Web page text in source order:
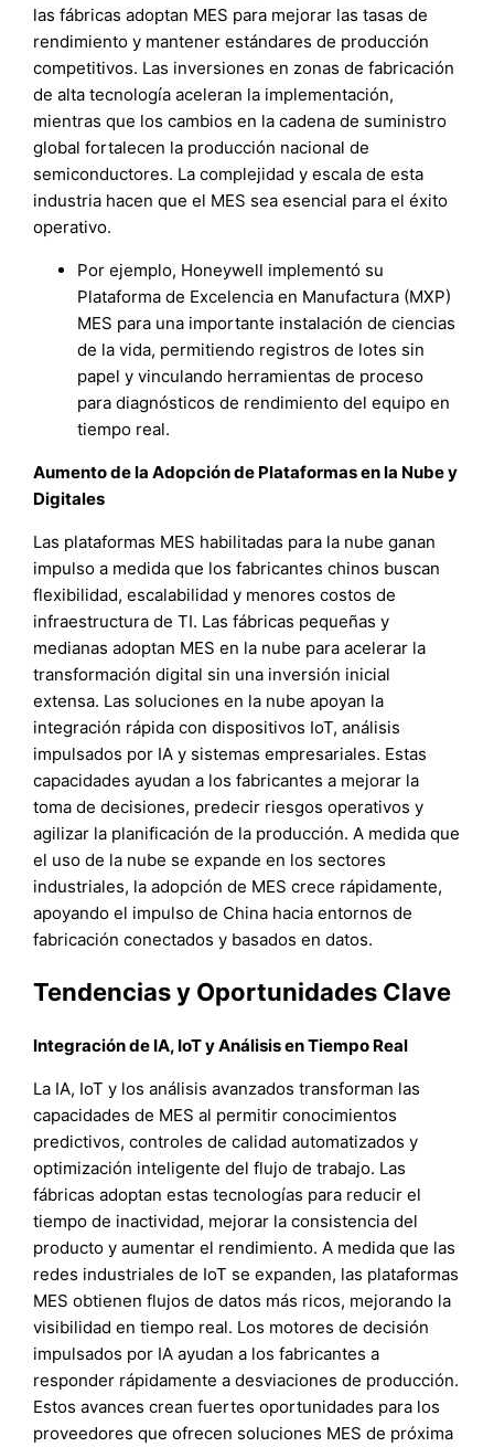
las fábricas adoptan MES para mejorar las tasas de
rendimiento y mantener estándares de producción
competitivos. Las inversiones en zonas de fabricación
de alta tecnología aceleran la implementación,
mientras que los cambios en la cadena de suministro
global fortalecen la producción nacional de
semiconductores. La complejidad y escala de esta
industria hacen que el MES sea esencial para el éxito
operativo.
Por ejemplo, Honeywell implementó su
Plataforma de Excelencia en Manufactura (MXP)
MES para una importante instalación de ciencias
de la vida, permitiendo registros de lotes sin
papel y vinculando herramientas de proceso
para diagnósticos de rendimiento del equipo en
tiempo real.
Aumento de la Adopción de Plataformas en la Nube y
Digitales
Las plataformas MES habilitadas para la nube ganan
impulso a medida que los fabricantes chinos buscan
flexibilidad, escalabilidad y menores costos de
infraestructura de TI. Las fábricas pequeñas y
medianas adoptan MES en la nube para acelerar la
transformación digital sin una inversión inicial
extensa. Las soluciones en la nube apoyan la
integración rápida con dispositivos IoT, análisis
impulsados por IA y sistemas empresariales. Estas
capacidades ayudan a los fabricantes a mejorar la
toma de decisiones, predecir riesgos operativos y
agilizar la planificación de la producción. A medida que
el uso de la nube se expande en los sectores
industriales, la adopción de MES crece rápidamente,
apoyando el impulso de China hacia entornos de
fabricación conectados y basados en datos.
Tendencias y Oportunidades Clave
Integración de IA, IoT y Análisis en Tiempo Real
La IA, IoT y los análisis avanzados transforman las
capacidades de MES al permitir conocimientos
predictivos, controles de calidad automatizados y
optimización inteligente del flujo de trabajo. Las
fábricas adoptan estas tecnologías para reducir el
tiempo de inactividad, mejorar la consistencia del
producto y aumentar el rendimiento. A medida que las
redes industriales de IoT se expanden, las plataformas
MES obtienen flujos de datos más ricos, mejorando la
visibilidad en tiempo real. Los motores de decisión
impulsados por IA ayudan a los fabricantes a
responder rápidamente a desviaciones de producción.
Estos avances crean fuertes oportunidades para los
proveedores que ofrecen soluciones MES de próxima